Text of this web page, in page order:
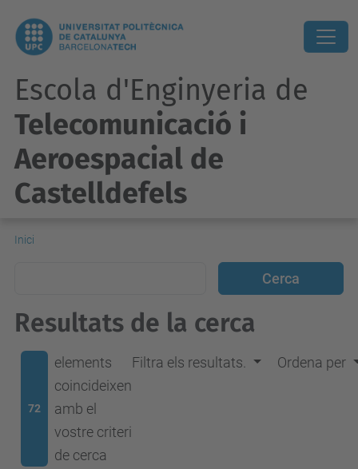
Escola d'Enginyeria de
Telecomunicació i
Aeroespacial de
Castelldefels
Inici
Resultats de la cerca
72
elements
coincideixen
amb el
vostre criteri
de cerca
Filtra els resultats. Ordena per